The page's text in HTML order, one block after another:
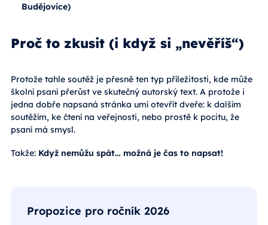
Budějovice)
Proč to zkusit (i když si „nevěříš“)
Protože tahle soutěž je přesně ten typ příležitosti, kde může
školní psaní přerůst ve skutečný autorský text. A protože i
jedna dobře napsaná stránka umí otevřít dveře: k dalším
soutěžím, ke čtení na veřejnosti, nebo prostě k pocitu, že
psaní má smysl.
Takže: Když nemůžu spát… možná je čas to napsat!
Propozice pro ročník 2026